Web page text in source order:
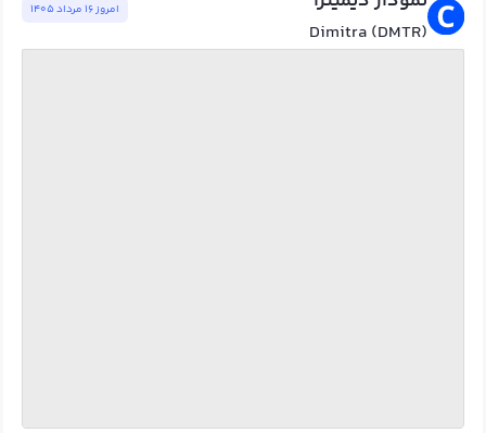
Dimitra (DMTR)
امروز ١٦ مرداد ١٤٠٥